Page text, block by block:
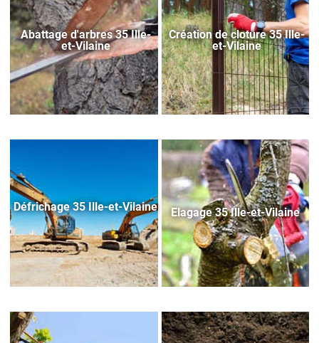
Abattage d'arbres 35 Ille-
et-Vilaine
Création de cloture 35 Ille-
et-Vilaine
Défrichage 35 Ille-et-Vilaine Elagage 35 Ille-et-Vilaine